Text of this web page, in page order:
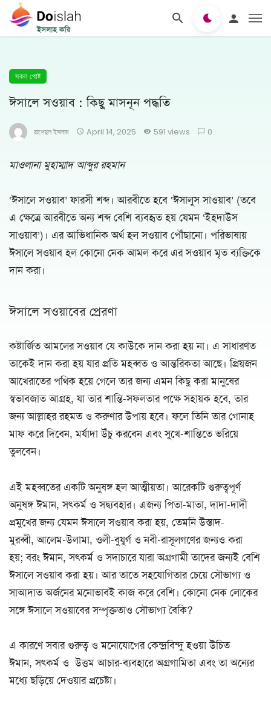
সকল পোষ্ট
ঈসালে সওয়াব : কিছু মাসনূন পদ্ধতি
রাশেদুল ইসলাম April 14, 2025 591 views 0
মাওলানা মুহাম্মাদ আব্দুর রহমান
‘ঈসালে সওয়াব’ ফারসী শব্দ। আরবীতে হবে ‘ঈসালুস সাওয়াব’ (তবে
এ ক্ষেত্রে আরবীতে অন্য শব্দ বেশি ব্যবহৃত হয় যেমন ‘ইহদাউস
সাওয়াব’)। এর আভিধানিক অর্থ হল সওয়াব পৌঁছানো। পরিভাষায়
ঈসালে সওয়াব হল কোনো নেক আমল করে এর সওয়াব মৃত ব্যক্তিকে
দান করা।
ঈসালে সওয়াবের প্রেরণা
কষ্টার্জিত আমলের সওয়াব যে কাউকে দান করা হয় না। এ সাধারণত
তাকেই দান করা হয় যার প্রতি মহব্বত ও আন্তরিকতা আছে। প্রিয়জন
আখেরাতের পথিক হয়ে গেলে তার জন্য এমন কিছু করা মানুষের
স্বভাবজাত আগ্রহ, যা তার শান্তি-সফলতার পক্ষে সহায়ক হবে, তার
জন্য আল্লাহর রহমত ও করুণার উপায় হবে। ফলে তিনি তার গোনাহ
মাফ করে দিবেন, মর্যাদা উঁচু করবেন এবং সুখে-শান্তিতে ভরিয়ে
তুলবেন।
এই মহব্বতের একটি অনুষঙ্গ হল আত্মীয়তা। আরেকটি গুরুত্বপূর্ণ
অনুষঙ্গ ঈমান, সৎকর্ম ও সদ্ব্যবহার। এজন্য পিতা-মাতা, দাদা-দাদী
প্রমুখের জন্য যেমন ঈসালে সওয়াব করা হয়, তেমনি উস্তাদ-
মুরব্বী, আলেম-উলামা, ওলী-বুযুর্গ ও নবী-রাসূলগণের জন্যও করা
হয়; বরং ঈমান, সৎকর্ম ও সদাচারে যারা অগ্রগামী তাদের জন্যই বেশি
ঈসালে সওয়াব করা হয়। আর তাতে সহযোগিতার চেয়ে সৌভাগ্য ও
সাআদাত অর্জনের মনোভাবই কাজ করে বেশি। কোনো নেক লোকের
সঙ্গে ঈসালে সওয়াবের সম্পৃক্ততাও সৌভাগ্য বৈকি?
এ কারণে সবার গুরুত্ব ও মনোযোগের কেন্দ্রবিন্দু হওয়া উচিত
ঈমান, সৎকর্ম ও উত্তম আচার-ব্যবহারে অগ্রগামিতা এবং তা অন্যের
মধ্যে ছড়িয়ে দেওয়ার প্রচেষ্টা।